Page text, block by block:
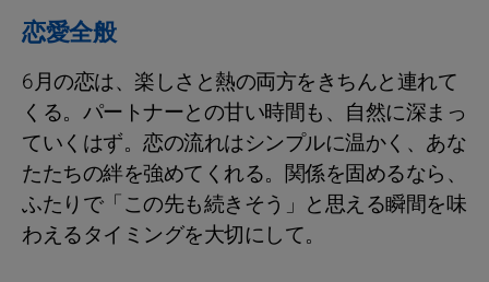
恋愛全般
6月の恋は、楽しさと熱の両方をきちんと連れて
くる。パートナーとの甘い時間も、自然に深まっ
ていくはず。恋の流れはシンプルに温かく、あな
たたちの絆を強めてくれる。関係を固めるなら、
ふたりで「この先も続きそう」と思える瞬間を味
わえるタイミングを大切にして。